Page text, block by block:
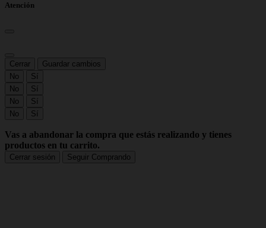
Atención
Cerrar
Guardar cambios
No
Sí
No
Sí
No
Sí
No
Sí
Vas a abandonar la compra que estás realizando y tienes
productos en tu carrito.
Cerrar sesión Seguir Comprando